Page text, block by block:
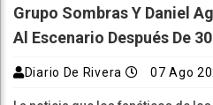
Grupo Sombras Y Daniel
Al Escenario Después De
Diario De Rivera 07 Ago